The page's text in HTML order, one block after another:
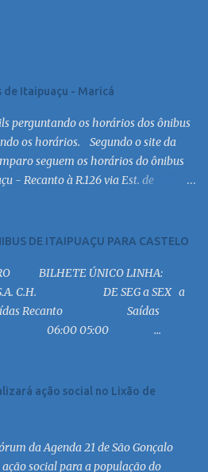
de Itaipuaçu - Maricá
perguntando os horários dos ônibus
os horários. Segundo o site da
seguem os horários do ônibus
- Recanto à R.126 via Est. de
MC 17:00 MC 17:30 MC 18:30 MC
14:30 MC 15:30 MC 16:30 MC 17:30
MC 21:30 MC 6:30 MC 7:30 MC 8:30
12:30 MC 13:30 MC 14:30 MC 15:30
MC 19:30 MC 20:30 MC 21:30 MC
DE ITAIPUAÇU PARA CASTELO
BILHETE ÚNICO LINHA:
– S.A. C.H. DE SEG a SEX a
Saídas Recanto Saídas
06:00 05:00 ...
ação social no Lixão de
da Agenda 21 de São Gonçalo
social para a população do